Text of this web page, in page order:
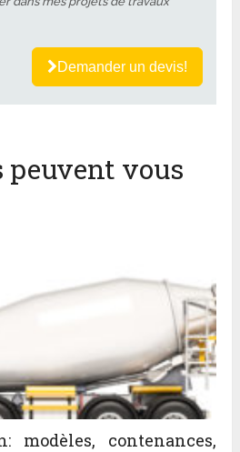
Demander un devis!
peuvent vous
modèles, contenances,